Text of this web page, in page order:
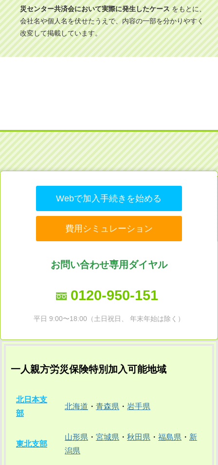
災センター共済会において実際に発生したケースをもとに、
会社名や個人名を伏せたうえで、内容の一部を分かりやすく
改変して掲載しています。
Webで加入手続きを始める
費用シミュレーション
お問い合わせ専用ダイヤル
0120-950-151
平日 9:00〜18:00（土日祝日、 年末年始は除く）
一人親方労災保険特別加入可能地域
北日本支
部
北海道 ・ 青森県 ・ 岩手県
東北支部
山形県 ・ 宮城県 ・ 秋田県 ・ 福島県 ・ 新
潟県